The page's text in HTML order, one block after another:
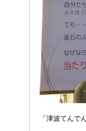
「津波てんで